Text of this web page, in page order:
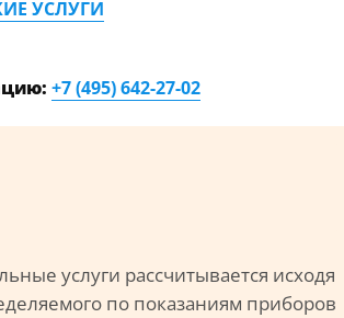
УСЛУГИ
+7 (495) 642-27-02
услуги рассчитывается исходя
по показаниям приборов